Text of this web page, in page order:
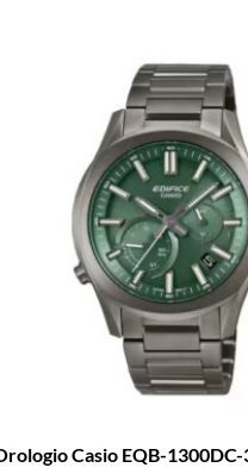
Casio EQB-1300DC-